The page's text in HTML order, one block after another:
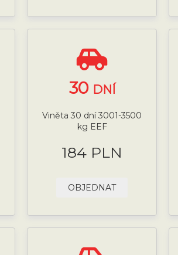
30 DNÍ
Viněta 30 dní 3001-3500
kg EEF
184 PLN
OBJEDNAT